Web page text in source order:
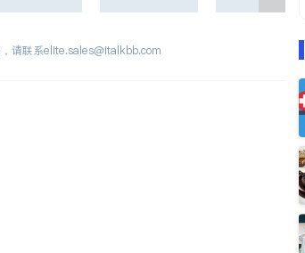
请联系elite.sales@italkbb.com